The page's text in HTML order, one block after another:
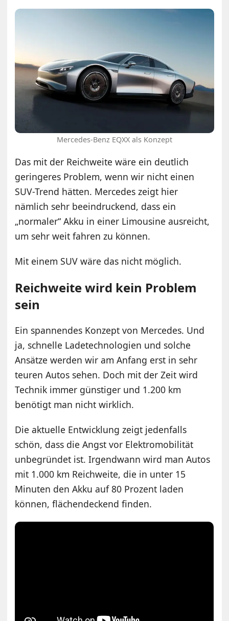
Mercedes-Benz EQXX als Konzept
Das mit der Reichweite wäre ein deutlich
geringeres Problem, wenn wir nicht einen
SUV-Trend hätten. Mercedes zeigt hier
nämlich sehr beeindruckend, dass ein
„normaler“ Akku in einer Limousine ausreicht,
um sehr weit fahren zu können.
Mit einem SUV wäre das nicht möglich.
Reichweite wird kein Problem
sein
Ein spannendes Konzept von Mercedes. Und
ja, schnelle Ladetechnologien und solche
Ansätze werden wir am Anfang erst in sehr
teuren Autos sehen. Doch mit der Zeit wird
Technik immer günstiger und 1.200 km
benötigt man nicht wirklich.
Die aktuelle Entwicklung zeigt jedenfalls
schön, dass die Angst vor Elektromobilität
unbegründet ist. Irgendwann wird man Autos
mit 1.000 km Reichweite, die in unter 15
Minuten den Akku auf 80 Prozent laden
können, flächendeckend finden.